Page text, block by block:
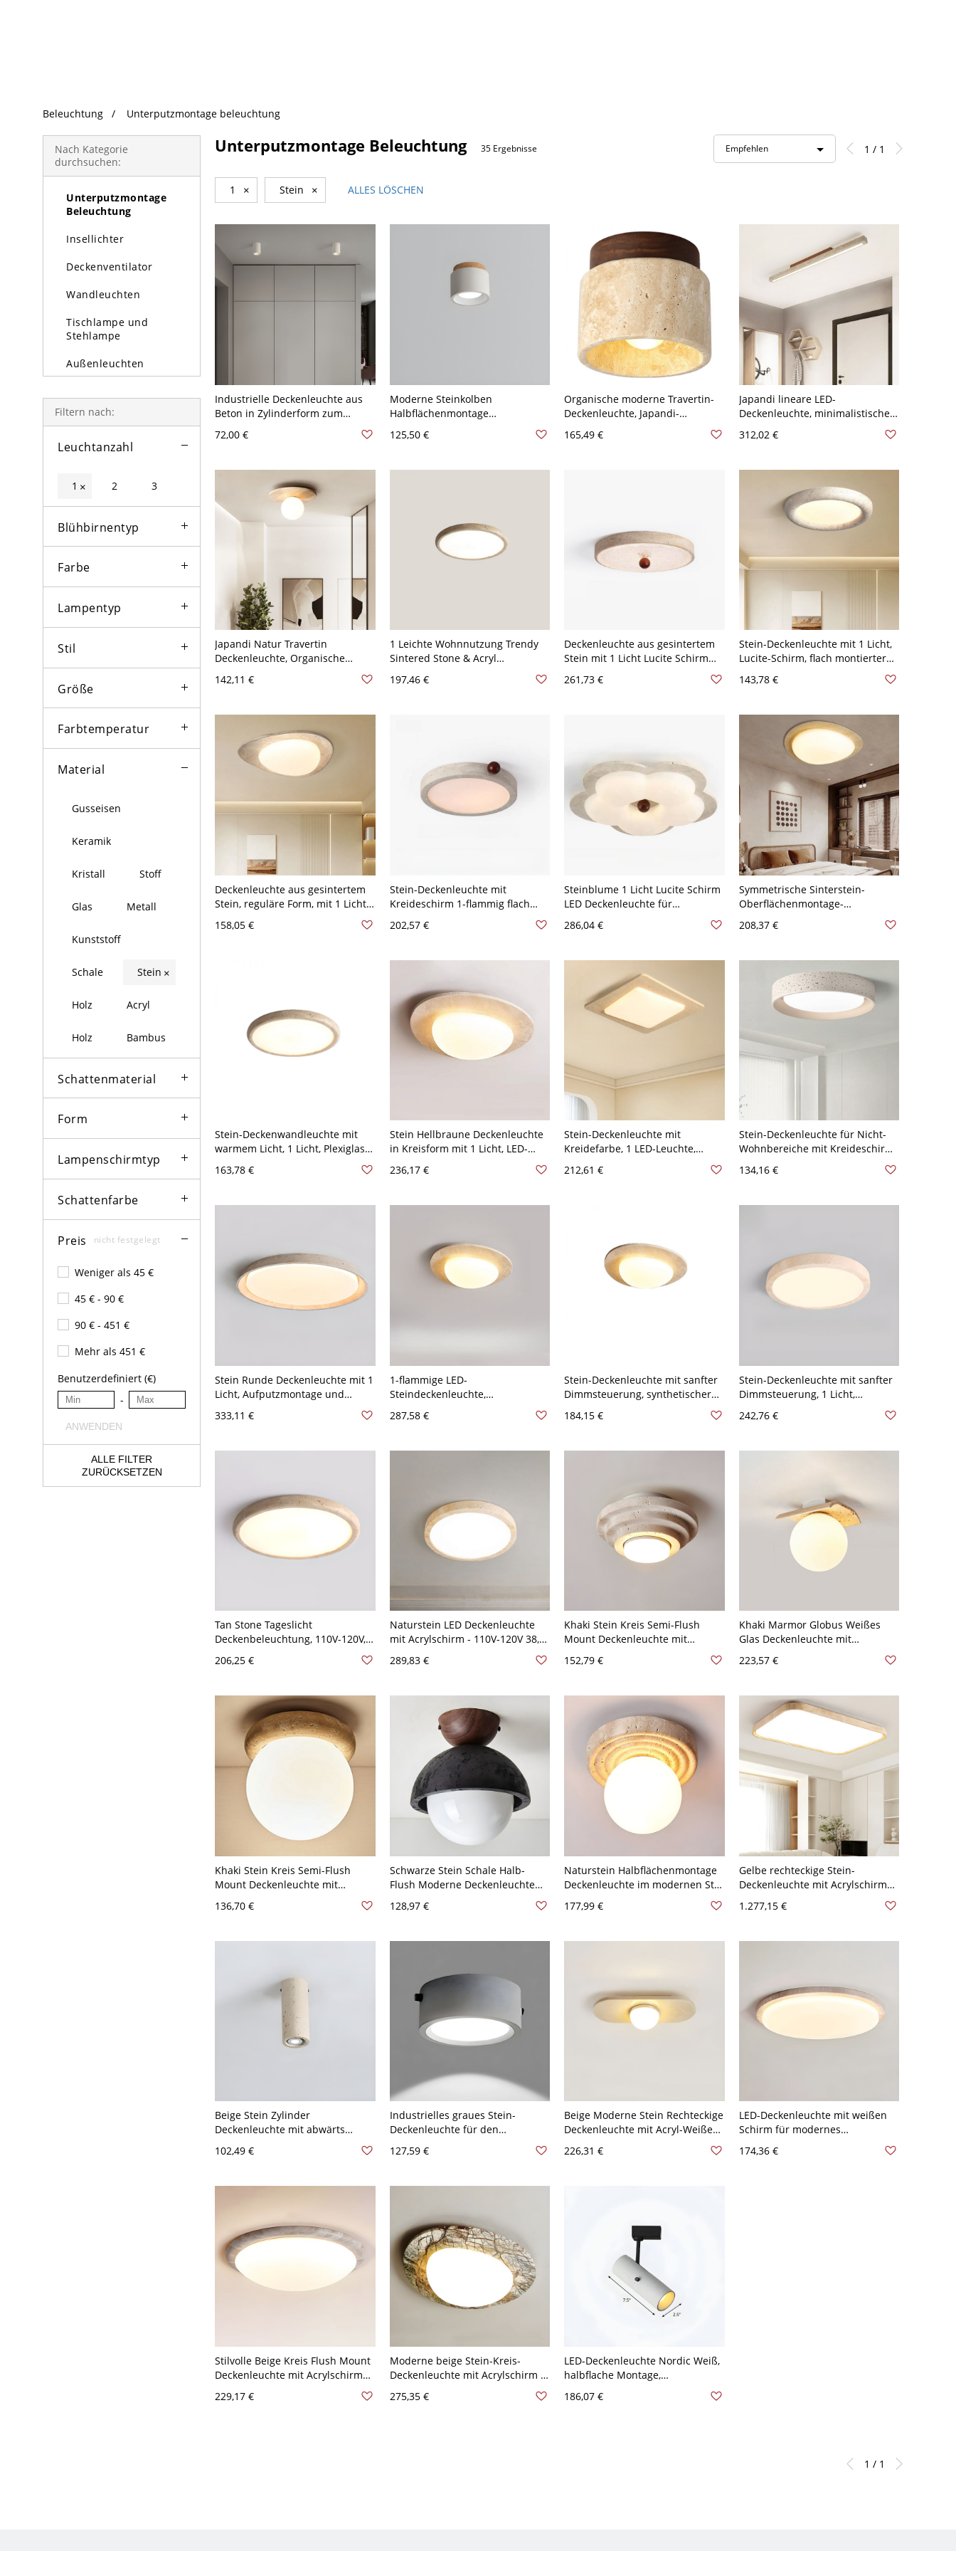
Beleuchtung Unterputzmontage beleuchtung
Nach Kategorie
durchsuchen:
Beleuchtung
Kronleuchter
Pendelleuchte
Unterputzmontage
Beleuchtung
Insellichter
Deckenventilator
Wandleuchten
Tischlampe und
Stehlampe
Außenleuchten
Filtern nach:
Leuchtanzahl
1 × 2 3
Blühbirnentyp
Farbe
Lampentyp
Stil
Größe
Farbtemperatur
Material
Gusseisen
Keramik
Kristall Stoff
Glas Metall
Kunststoff
Schale Stein ×
Holz Acryl
Holz Bambus
Schattenmaterial
Form
Lampenschirmtyp
Schattenfarbe
Preis nicht festgelegt
Weniger als 45 €
45 € - 90 €
90 € - 451 €
Mehr als 451 €
Benutzerdefiniert (€)
-
ANWENDEN
ALLE FILTER
ZURÜCKSETZEN
Unterputzmontage Beleuchtung 35 Ergebnisse Empfehlen 1 / 1
1 × Stein × ALLES LÖSCHEN
Industrielle Deckenleuchte aus
Beton in Zylinderform zum
bündigen Einbau für den Flur -
10,16 cm Weiß 110V-120V
72,00 €
Moderne Steinkolben
Halbflächenmontage
gerichtetem Steinschirm - Weiß
125,50 €
Organische moderne Travertin-
Deckenleuchte, Japandi-
Deckenlampe aus massivem Holz
in Zylinderform für den
165,49 €
Japandi lineare LED-
Deckenleuchte, minimalistische
Travertin oder Walnuss - 110V-
312,02 €
Japandi Natur Travertin
Deckenleuchte, Organische
Steineinrichtung mit Glaskugel -
110V-120V Holz Ring
142,11 €
1 Leichte Wohnnutzung Trendy
Sintered Stone & Acryl
110V-120V, 15", Dritte Stufe
197,46 €
Deckenleuchte aus gesintertem
Stein mit 1 Licht Lucite Schirm
Schlafzimmer im
261,73 €
Stein-Deckenleuchte mit 1 Licht,
Lucite-Schirm, flach montierter
Wohnbereich, LED-Leuchte, 110V-
(Warm-/Weiß-/Neutrallicht
143,78 €
Deckenleuchte aus gesintertem
Stein, reguläre Form, mit 1 Licht,
Lucite-Schirm, LED, flach montiert
für Wohnbereich, 110V-120V, 14",
158,05 €
Stein-Deckenleuchte mit
Kreideschirm 1-flammig flach
Schlafzimmer LED, 110V-120V,
(Warm/Weiß/Neutral dimmbar),
202,57 €
Steinblume 1 Licht Lucite Schirm
LED Deckenleuchte für
Stufen (Warm/Weiß/Neutrales
286,04 €
Symmetrische Sinterstein-
Oberflächenmontage-
Harzschirm, für LED-Leuchte
110V-120V, 12"
208,37 €
Stein-Deckenwandleuchte mit
warmem Licht, 1 Licht, Plexiglas-
Oberflächenmontage für den
163,78 €
Stein Hellbraune Deckenleuchte
in Kreisform mit 1 Licht, LED-
für Wohnbereich, 110V-120V, Drei
(Warm-/Weiß-/Neutrallicht
236,17 €
Stein-Deckenleuchte mit
Kreidefarbe, 1 LED-Leuchte,
PMMA-Schirm im schlichten Stil,
direkt verdrahtet, 110V-120V,
212,61 €
Stein-Deckenleuchte für Nicht-
Wohnbereiche mit Kreideschirm,
rund, 1 LED-Licht, 110V-120V, 14"
134,16 €
Stein Runde Deckenleuchte mit 1
Licht, Aufputzmontage und
Wohnbereich, 110V-120V,
(Warm-/Weiß-/Neutrallicht
333,11 €
1-flammige LED-
Steindeckenleuchte,
symmetrische Aufputzmontage
mit Polymer-Verbundschirm und
31,75 cm
287,58 €
Stein-Deckenleuchte mit sanfter
Dimmsteuerung, synthetischer
Licht-LED-Deckenleuchte, 110-
184,15 €
Stein-Deckenleuchte mit sanfter
Dimmsteuerung, 1 Licht,
Kreisform, Plexiglasschirm und
fest montierte Leuchte, 110V-
242,76 €
Tan Stone Tageslicht
Deckenbeleuchtung, 110V-120V,
206,25 €
Naturstein LED Deckenleuchte
mit Acrylschirm - 110V-120V 38,1
289,83 €
Khaki Stein Kreis Semi-Flush
Mount Deckenleuchte mit
asiatischer Stil - 110V-120V
152,79 €
Khaki Marmor Globus Weißes
Glas Deckenleuchte mit
Steinmaterial - 110V-120V 17,78
cm
223,57 €
Khaki Stein Kreis Semi-Flush
Mount Deckenleuchte mit
weißem Glasschirm für Größe 5
bis 9 Zoll - 110V-120V
136,70 €
Schwarze Stein Schale Halb-
Flush Moderne Deckenleuchte
110V-120V
128,97 €
Naturstein Halbflächenmontage
Deckenleuchte im modernen Stil
mit weißem Glasschirm - 110V-
120V
177,99 €
Gelbe rechteckige Stein-
Deckenleuchte mit Acrylschirm
1.277,15 €
Beige Stein Zylinder
Deckenleuchte mit abwärts
Wohnbereich - 110V-120V 16,51
102,49 €
Industrielles graues Stein-
Deckenleuchte für den
Weißlicht
127,59 €
Beige Moderne Stein Rechteckige
Deckenleuchte mit Acryl-Weißem
226,31 €
LED-Deckenleuchte mit weißen
Schirm für modernes
Wohnambiente - 110V-120V 26,67
cm
174,36 €
Stilvolle Beige Kreis Flush Mount
Deckenleuchte mit Acrylschirm
33,02 cm
229,17 €
Moderne beige Stein-Kreis-
Deckenleuchte mit Acrylschirm -
275,35 €
LED-Deckenleuchte Nordic Weiß,
halbflache Montage,
röhrenförmig, als Spot montiert -
110V-120V 1 Weiß
186,07 €
1 / 1